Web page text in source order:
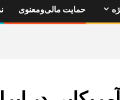
حمایت مالی‌ومعنوی